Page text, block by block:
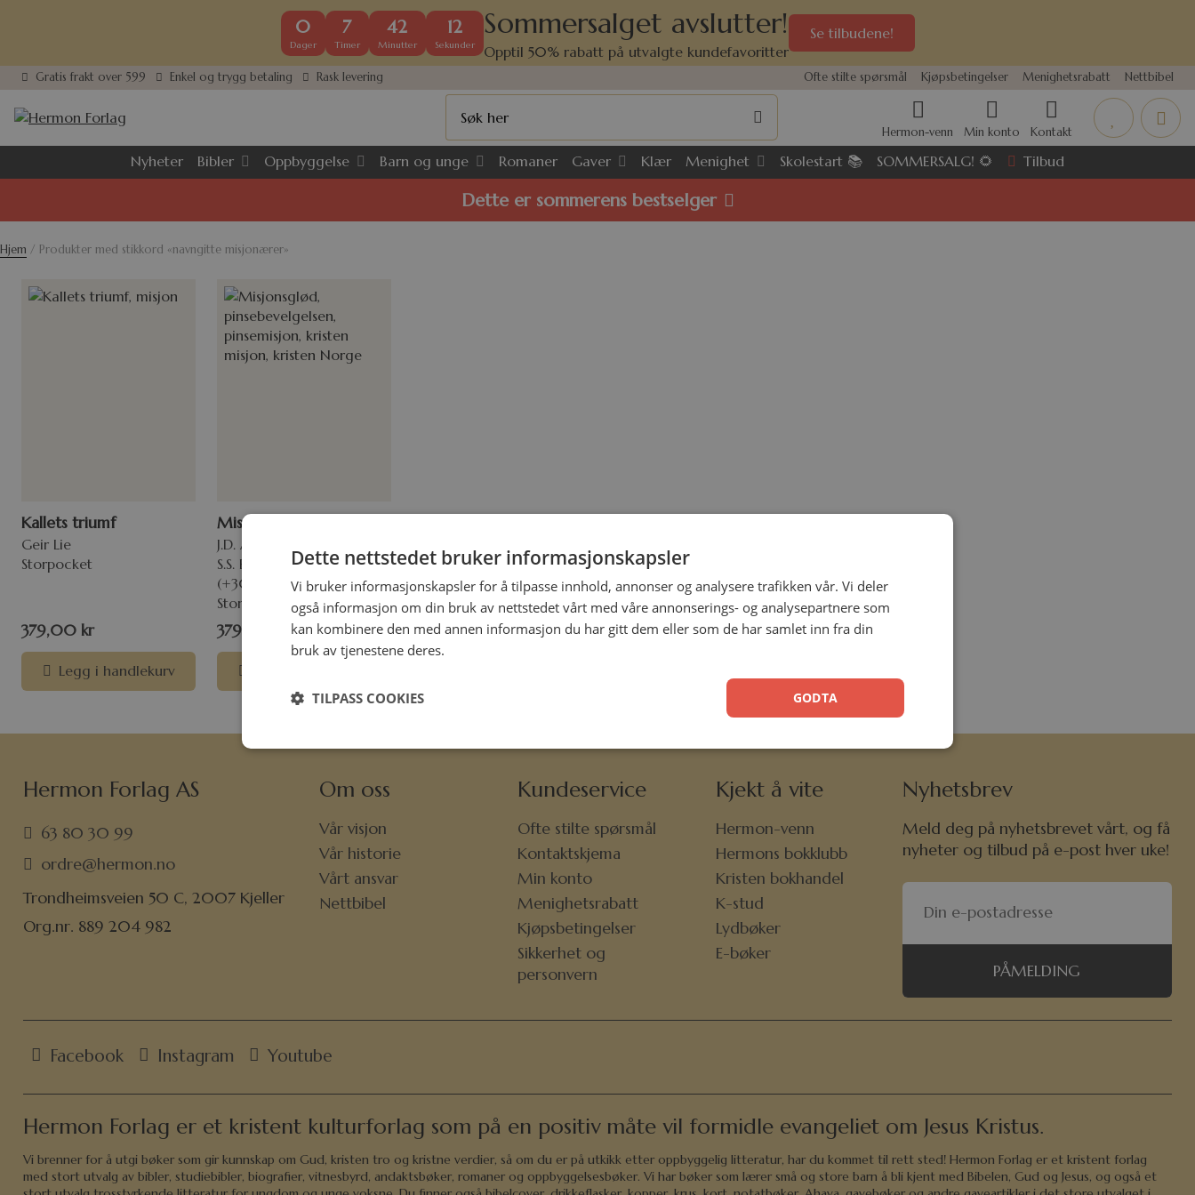
0
Dager
7
Timer
42
Minutter
12
Sekunder
Sommersalget avslutter!
Opptil 50% rabatt på utvalgte kundefavoritter
Se tilbudene!
Gratis frakt over 599 Enkel og trygg betaling Rask levering Ofte stilte spørsmål Kjøpsbetingelser Menighetsrabatt Nettbibel
Hermon-venn Min konto Kontakt
Nyheter Bibler Oppbyggelse Barn og unge Romaner Gaver Klær Menighet Skolestart 📚 SOMMERSALG! 🌻 Tilbud
Dette er sommerens bestselger
Hjem / Produkter med stikkord «navngitte misjonærer»
Kallets triumf
Geir Lie
Storpocket
379,00 kr
Legg i handlekurv
Misjonsglød
J.D. Andersen, R.Y. Alegre,
S.S. Eriksen & F. Håberg
(+30 bidragsytere)
Storpocket
379,00
Hermon Forlag AS
63 80 30 99
ordre@hermon.no
Trondheimsveien 50 C, 2007 Kjeller
Org.nr. 889 204 982
Om oss
Vår visjon
Vår historie
Vårt ansvar
Nettbibel
Kundeservice
Ofte stilte spørsmål
Kontaktskjema
Min konto
Menighetsrabatt
Kjøpsbetingelser
Sikkerhet og
personvern
Kjekt å vite
Hermon-venn
Hermons bokklubb
Kristen bokhandel
K-stud
Lydbøker
E-bøker
Nyhetsbrev
Meld deg på nyhetsbrevet vårt, og få
nyheter og tilbud på e-post hver uke!
PÅMELDING
Facebook Instagram Youtube
Hermon Forlag er et kristent kulturforlag som på en positiv måte vil formidle evangeliet om Jesus Kristus.
Vi brenner for å utgi bøker som gir kunnskap om Gud, kristen tro og kristne verdier, så om du er på utkikk etter oppbyggelig litteratur, har du kommet til rett sted! Hermon Forlag er et kristent forlag
med stort utvalg av bibler, studiebibler, biografier, vitnesbyrd, andaktsbøker, romaner og oppbyggelsesbøker. Vi har bøker som lærer små og store barn å bli kjent med Bibelen, Gud og Jesus, og også et
Dette nettstedet bruker informasjonskapsler
Vi bruker informasjonskapsler for å tilpasse innhold, annonser og analysere trafikken vår. Vi deler
også informasjon om din bruk av nettstedet vårt med våre annonserings- og analysepartnere som
kan kombinere den med annen informasjon du har gitt dem eller som de har samlet inn fra din
bruk av tjenestene deres.
GODTA
TILPASS COOKIES